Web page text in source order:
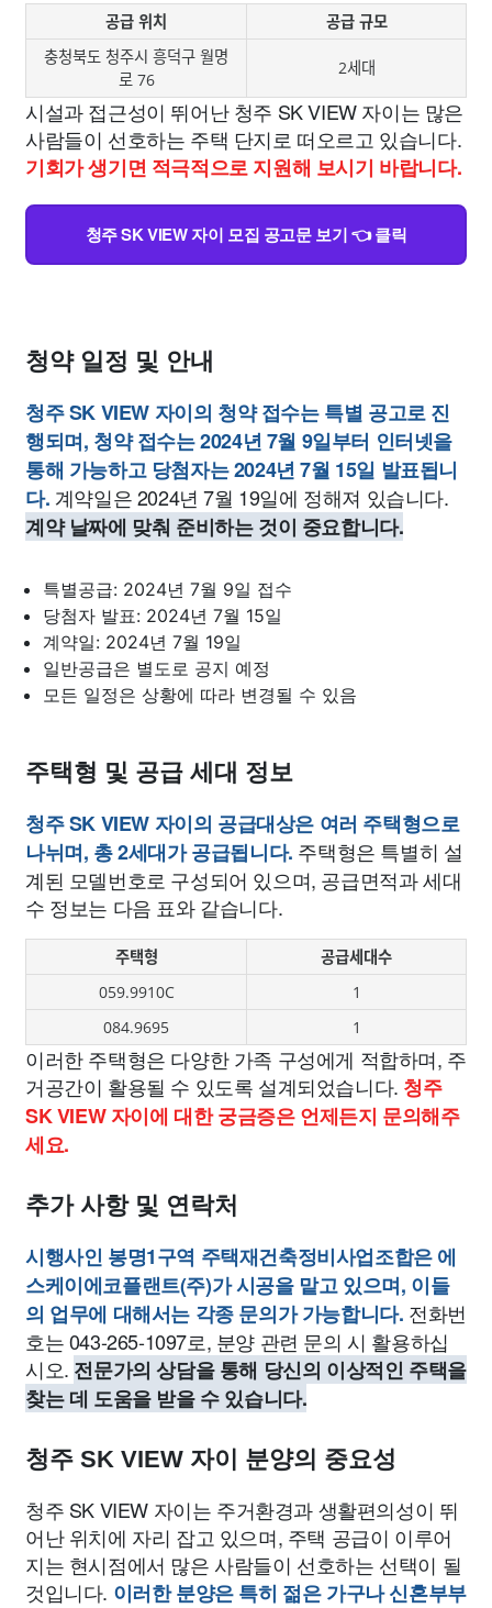
공급 위치
공급 규모
충청북도 청주시 흥덕구 월명
로 76
2세대
시설과 접근성이 뛰어난 청주 SK VIEW 자이는 많은
사람들이 선호하는 주택 단지로 떠오르고 있습니다.
기회가 생기면 적극적으로 지원해 보시기 바랍니다.
청주 SK VIEW 자이 모집 공고문 보기 👈 클릭
청약 일정 및 안내
청주 SK VIEW 자이의 청약 접수는 특별 공고로 진
행되며, 청약 접수는 2024년 7월 9일부터 인터넷을
통해 가능하고 당첨자는 2024년 7월 15일 발표됩니
다. 계약일은 2024년 7월 19일에 정해져 있습니다.
계약 날짜에 맞춰 준비하는 것이 중요합니다.
특별공급: 2024년 7월 9일 접수
당첨자 발표: 2024년 7월 15일
계약일: 2024년 7월 19일
일반공급은 별도로 공지 예정
모든 일정은 상황에 따라 변경될 수 있음
주택형 및 공급 세대 정보
청주 SK VIEW 자이의 공급대상은 여러 주택형으로
나뉘며, 총 2세대가 공급됩니다. 주택형은 특별히 설
계된 모델번호로 구성되어 있으며, 공급면적과 세대
수 정보는 다음 표와 같습니다.
주택형
공급세대수
059.9910C
1
084.9695
1
이러한 주택형은 다양한 가족 구성에게 적합하며, 주
거공간이 활용될 수 있도록 설계되었습니다. 청주
SK VIEW 자이에 대한 궁금증은 언제든지 문의해주
세요.
추가 사항 및 연락처
시행사인 봉명1구역 주택재건축정비사업조합은 에
스케이에코플랜트(주)가 시공을 맡고 있으며, 이들
의 업무에 대해서는 각종 문의가 가능합니다. 전화번
호는 043-265-1097로, 분양 관련 문의 시 활용하십
시오. 전문가의 상담을 통해 당신의 이상적인 주택을
찾는 데 도움을 받을 수 있습니다.
청주 SK VIEW 자이 분양의 중요성
청주 SK VIEW 자이는 주거환경과 생활편의성이 뛰
어난 위치에 자리 잡고 있으며, 주택 공급이 이루어
지는 현시점에서 많은 사람들이 선호하는 선택이 될
것입니다. 이러한 분양은 특히 젊은 가구나 신혼부부